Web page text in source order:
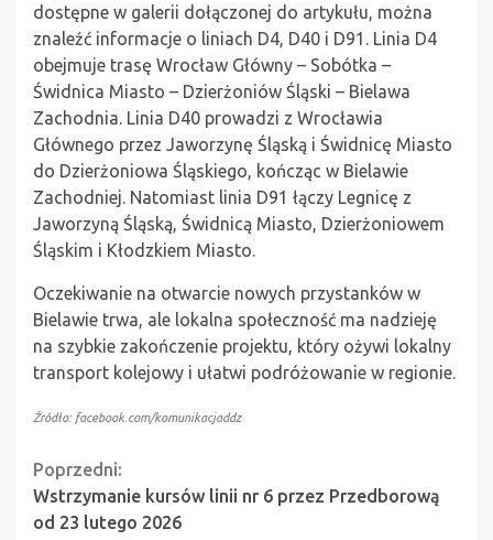
dostępne w galerii dołączonej do artykułu, można
znaleźć informacje o liniach D4, D40 i D91. Linia D4
obejmuje trasę Wrocław Główny – Sobótka –
Świdnica Miasto – Dzierżoniów Śląski – Bielawa
Zachodnia. Linia D40 prowadzi z Wrocławia
Głównego przez Jaworzynę Śląską i Świdnicę Miasto
do Dzierżoniowa Śląskiego, kończąc w Bielawie
Zachodniej. Natomiast linia D91 łączy Legnicę z
Jaworzyną Śląską, Świdnicą Miasto, Dzierżoniowem
Śląskim i Kłodzkiem Miasto.
Oczekiwanie na otwarcie nowych przystanków w
Bielawie trwa, ale lokalna społeczność ma nadzieję
na szybkie zakończenie projektu, który ożywi lokalny
transport kolejowy i ułatwi podróżowanie w regionie.
Źródło: facebook.com/komunikacjaddz
Continue
Reading
Poprzedni:
Wstrzymanie kursów linii nr 6 przez Przedborową
od 23 lutego 2026